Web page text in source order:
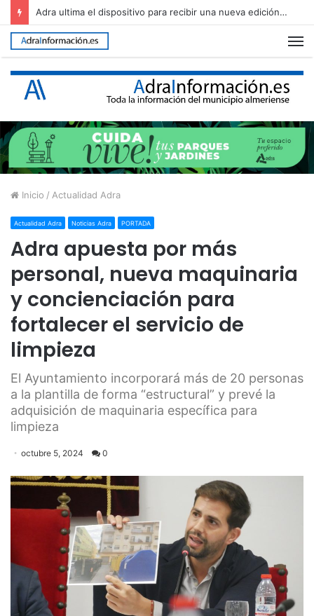
Adra regula el uso del Cerro de Montecristo para garantizar su conservación
Inicio / Actualidad Adra
Actualidad Adra Noticias Adra PORTADA
Adra apuesta por más
personal, nueva maquinaria
y concienciación para
fortalecer el servicio de
limpieza
El Ayuntamiento incorporará más de 20 personas
a la plantilla de forma “estructural” y prevé la
adquisición de maquinaria específica para
limpieza
octubre 5, 2024 0